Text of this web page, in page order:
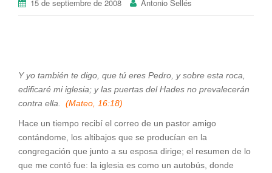
15 de septiembre de 2008 Antonio Sellés
Y yo también te digo, que tú eres Pedro, y sobre esta roca,
edificaré mi iglesia; y las puertas del Hades no prevalecerán
contra ella.
(Mateo, 16:18)
Hace un tiempo recibí el correo de un pastor amigo
contándome, los altibajos que se producían en la
congregación que junto a su esposa dirige; el resumen de lo
que me contó fue: la iglesia es como un autobús, donde